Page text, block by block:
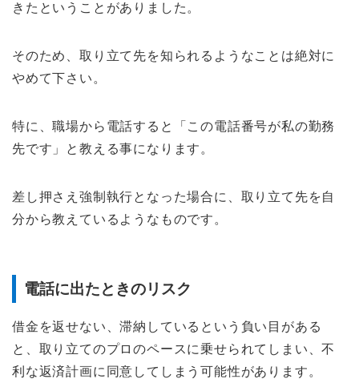
きたということがありました。
そのため、取り立て先を知られるようなことは絶対に
やめて下さい。
特に、職場から電話すると「この電話番号が私の勤務
先です」と教える事になります。
差し押さえ強制執行となった場合に、取り立て先を自
分から教えているようなものです。
電話に出たときのリスク
借金を返せない、滞納しているという負い目がある
と、取り立てのプロのペースに乗せられてしまい、不
利な返済計画に同意してしまう可能性があります。